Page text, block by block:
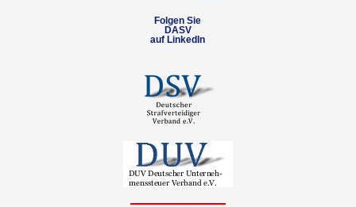
Folgen Sie
DASV
auf LinkedIn